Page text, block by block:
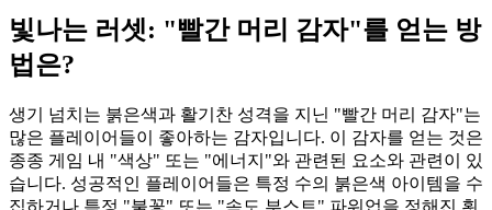
빛나는 러셋: "빨간 머리 감자"를 얻는 방
법은?
생기 넘치는 붉은색과 활기찬 성격을 지닌 "빨간 머리 감자"는
많은 플레이어들이 좋아하는 감자입니다. 이 감자를 얻는 것은
종종 게임 내 "색상" 또는 "에너지"와 관련된 요소와 관련이 있
습니다. 성공적인 플레이어들은 특정 수의 붉은색 아이템을 수